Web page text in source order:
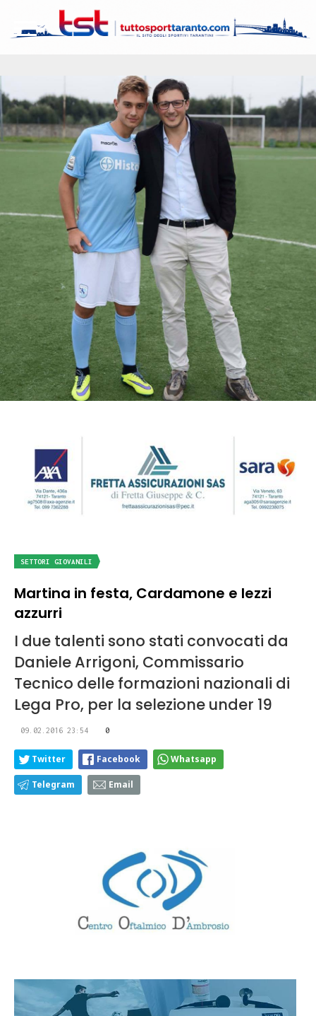
SETTORI GIOVANILI
Martina in festa, Cardamone e Iezzi
azzurri
I due talenti sono stati convocati da
Daniele Arrigoni, Commissario
Tecnico delle formazioni nazionali di
Lega Pro, per la selezione under 19
09.02.2016 23:54 0
Twitter Facebook Whatsapp
Telegram Email